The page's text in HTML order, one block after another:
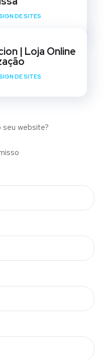
DE SITES
| Loja Online
DE SITES
seu website?